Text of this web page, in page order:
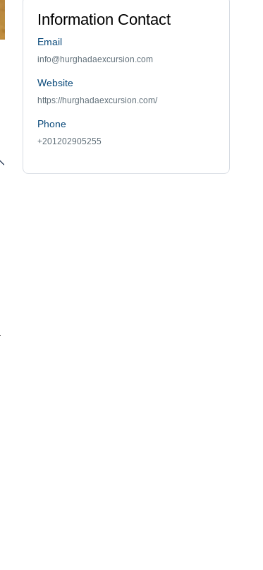
Information Contact
Email
info@hurghadaexcursion.com
Website
https://hurghadaexcursion.com/
Phone
+201202905255